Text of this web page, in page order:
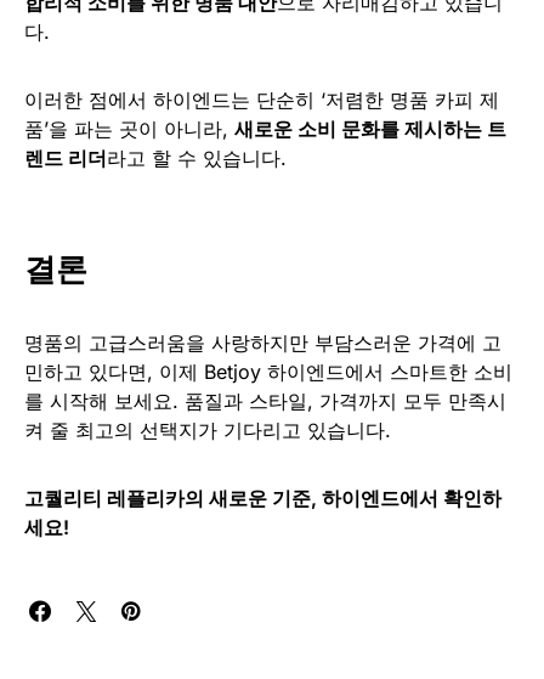
다.
이러한 점에서 하이엔드는 단순히 ‘저렴한 명품 카피 제
품’을 파는 곳이 아니라, 새로운 소비 문화를 제시하는 트
렌드 리더라고 할 수 있습니다.
결론
명품의 고급스러움을 사랑하지만 부담스러운 가격에 고
민하고 있다면, 이제 Betjoy 하이엔드에서 스마트한 소비
를 시작해 보세요. 품질과 스타일, 가격까지 모두 만족시
켜 줄 최고의 선택지가 기다리고 있습니다.
고퀄리티 레플리카의 새로운 기준, 하이엔드에서 확인하
세요!